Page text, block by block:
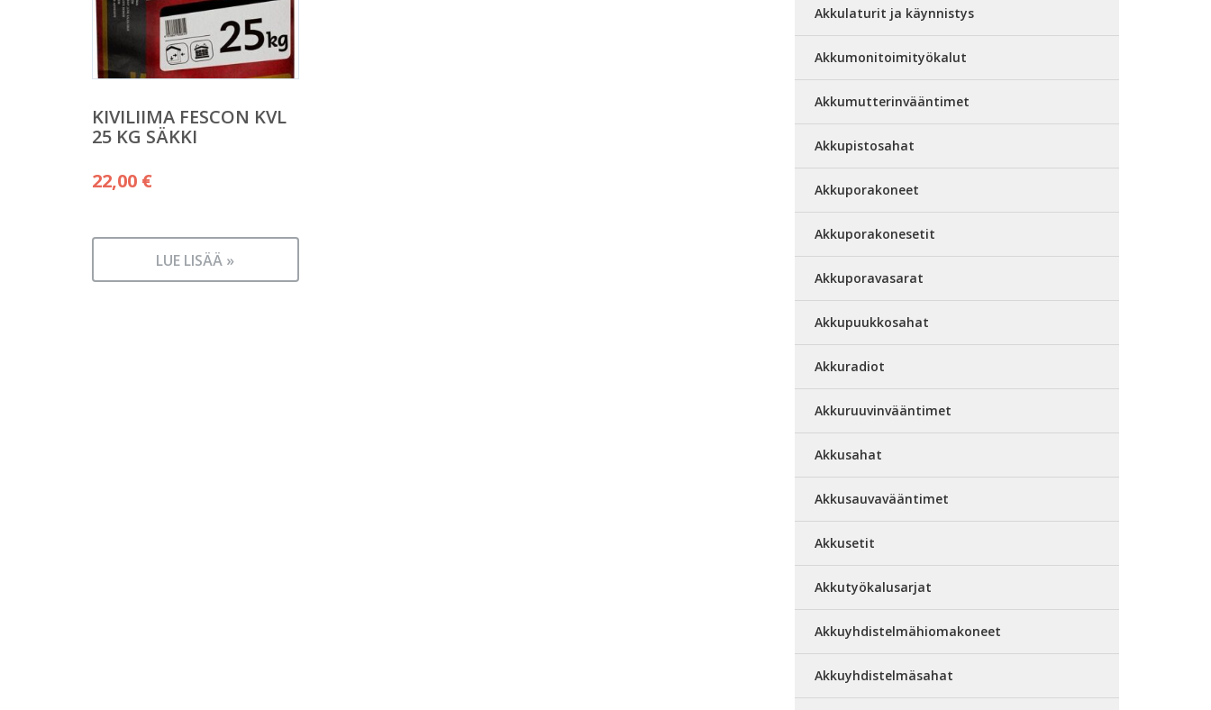
KIVILIIMA FESCON KVL
25 KG SÄKKI
22,00 €
LUE LISÄÄ »
Akkulaturit ja käynnistys
Akkumonitoimityökalut
Akkumutterinvääntimet
Akkupistosahat
Akkuporakoneet
Akkuporakonesetit
Akkuporavasarat
Akkupuukkosahat
Akkuradiot
Akkuruuvinvääntimet
Akkusahat
Akkusauvavääntimet
Akkusetit
Akkutyökalusarjat
Akkuyhdistelmähiomakoneet
Akkuyhdistelmäsahat